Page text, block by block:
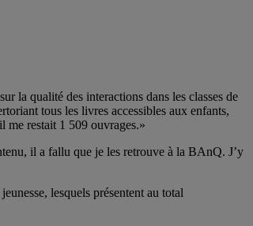
la qualité des interactions dans les classes de
tous les livres accessibles aux enfants,
me restait 1 509 ouvrages.»
il a fallu que je les retrouve à la BAnQ. J’y
lesquels présentent au total